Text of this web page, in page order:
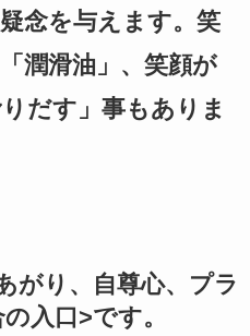
念を与えます。笑
潤滑油」、笑顔が
だす」事もありま
がり、自尊心、プラ
入口>です。